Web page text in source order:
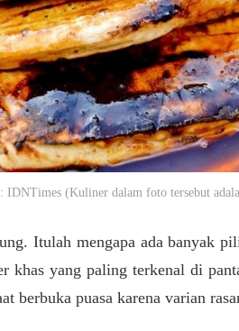
IDNTimes (Kuliner dalam foto tersebut
Itulah mengapa ada banyak
khas yang paling terkenal di
berbuka puasa karena varian